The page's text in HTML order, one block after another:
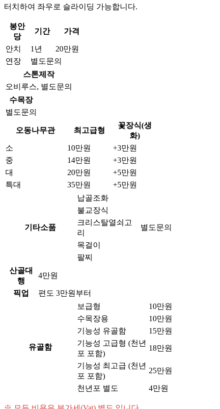
터치하여 좌우로 슬라이딩 가능합니다.
봉안
당
기간 가격
안치 1년
20만원
연장
별도문의
스톤제작
오비루스, 별도문의
수목장
별도문의
오동나무관 최고급형
꽃장식(생
화)
소
10만원
+3만원
중
14만원
+3만원
대
20만원
+5만원
특대
35만원 +5만원
기타소품
납골조화
별도문의
불교장식
크리스탈열쇠고
리
목걸이
팔찌
산골대
행
4만원
픽업 편도 3만원부터
유골함
보급형
10만원
수목장용
10만원
기능성 유골함
15만원
기능성 고급형 (천년
포 포함)
18만원
기능성 최고급 (천년
포 포함)
25만원
천년포 별도 4만원